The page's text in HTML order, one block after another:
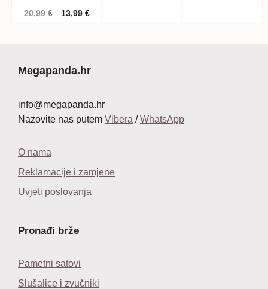
20,99€
Izvorna
13,99 €Trenutna
Megapanda.hr
info@megapanda.hr
Nazovite nas putem Vibera /WhatsApp
O nama
Reklamacije i zamjene
Uvjeti poslovanja
Pronađi brže
Pametni satovi
Slušalice i zvučniki